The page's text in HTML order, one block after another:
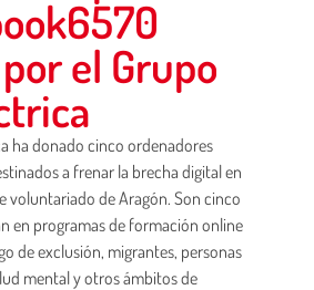
el Grupo
ha donado cinco ordenadores
a frenar la brecha digital en
voluntariado de Aragón. Son cinco
en programas de formación online
de exclusión, migrantes, personas
mental y otros ámbitos de